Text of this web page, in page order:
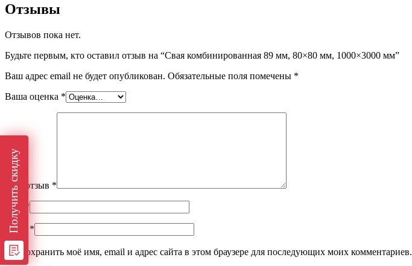
Отзывы
Отзывов пока нет.
Будьте первым, кто оставил отзыв на “Свая комбинированная 89 мм, 80×80 мм, 1000×3000 мм”
Ваш адрес email не будет опубликован. Обязательные поля помечены *
Ваша оценка *
Ваш отзыв *
Имя *
Email *
Сохранить моё имя, email и адрес сайта в этом браузере для последующих моих комментариев.
Получить скидку